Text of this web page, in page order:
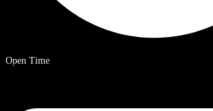
Open Time
09.00 – 20.00 uur Chinese standaardtijd.